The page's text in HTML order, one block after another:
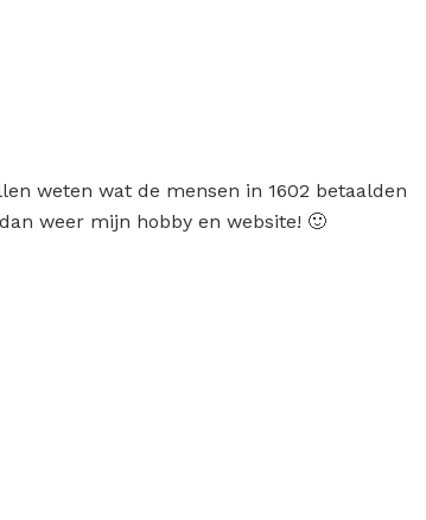
weten wat de mensen in 1602 betaalden
weer mijn hobby en website! 🙂